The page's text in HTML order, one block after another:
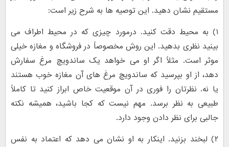
مستقیم نشان دهید. این توصیه ها به شرح زیر است:
۱) به محیط دقت کنید. درمورد چیزی که در محیط اطراف می
بینید نظری بدهید. این روش مخصوصاً در فروشگاه و مغازه خیلی
موثر است. مثلاً اگر او می خواهد یک ساندویچ مرغ سفارش
دهد، از او بپرسید که ساندویچ مرغ های آن مغازه خوب هستند
یا نه. نظرتان را فوری در آن موقعیت خاص ابراز کنید تا کاملاً
طبیعی به نظر برسد. مهم نیست که کجا باشید، همیشه نکته
جالبی برای نظر دادن وجود دارد.
۲) لبخند بزنید. اینکار به او نشان می دهد که اعتماد به نفس